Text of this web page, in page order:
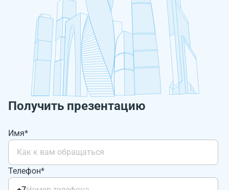
Получить презентацию
Имя*
Телефон*